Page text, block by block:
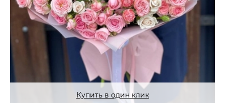
Купить в один клик